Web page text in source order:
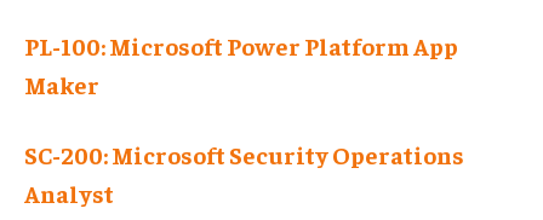
PL-100: Microsoft Power Platform App
Maker
SC-200: Microsoft Security Operations
Analyst